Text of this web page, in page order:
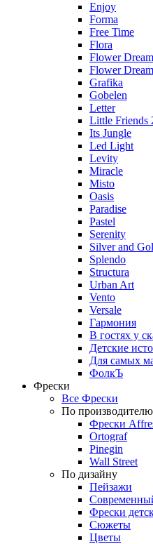
Enjoy
Forma
Free Time
Flora
Flower
Flower
Grafika
Gobelen
Letter
Little Friends
Its Jungle
Led Light
Levity
Miracle
Misto
Oasis
Paradise
Pastel
Serenity
Silver and
Splendo
Structura
Urban Art
Vento
Versale
Гармония
В гостях у
Детские
Для самых
ФолкЪ
Фрески
Все Фрески
По производителю
Фрески
Ortograf
Pinegin
Wall Street
По дизайну
Пейзажи
Фрески
Сюжеты
Цветы